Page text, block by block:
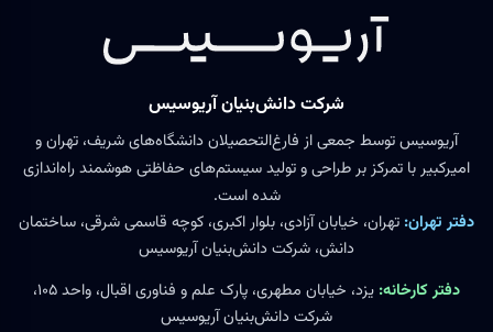
شرکت دانش‌بنیان آریوسیس
آریوسیس توسط جمعی از فارغ‌التحصیلان دانشگاه‌های شریف، تهران و
امیرکبیر با تمرکز بر طراحی و تولید سیستم‌های حفاظتی هوشمند راه‌اندازی
شده است.
دفتر تهران: تهران، خیابان آزادی، بلوار اکبری، کوچه قاسمی شرقی، ساختمان
دانش، شرکت دانش‌بنیان آریوسیس
دفتر کارخانه:
یزد، خیابان مطهری، پارک علم و فناوری اقبال، واحد ۱۰۵،
شرکت دانش‌بنیان آریوسیس